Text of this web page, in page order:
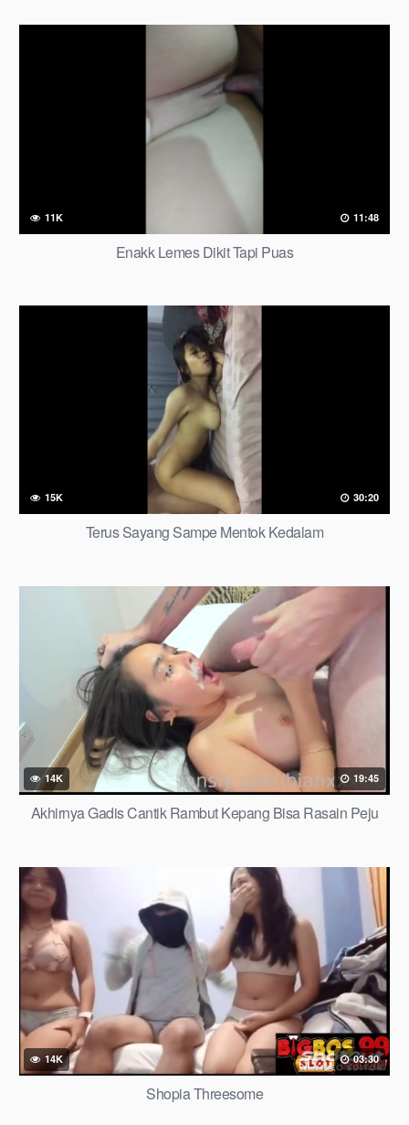
11K 11:48
Enakk Lemes Dikit Tapi Puas
15K 30:20
Terus Sayang Sampe Mentok Kedalam
14K 19:45
Akhirnya Gadis Cantik Rambut Kepang Bisa Rasain Peju
14K 03:30
Shopia Threesome